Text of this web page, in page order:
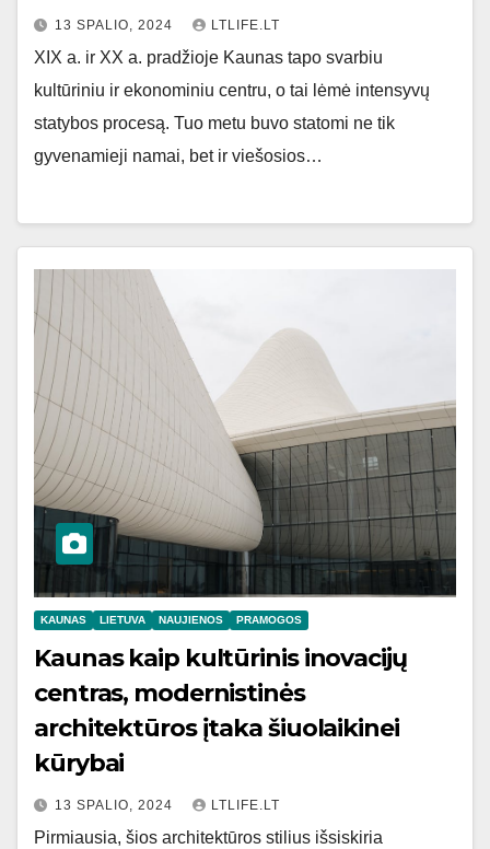
13 SPALIO, 2024 LTLIFE.LT
XIX a. ir XX a. pradžioje Kaunas tapo svarbiu
kultūriniu ir ekonominiu centru, o tai lėmė intensyvų
statybos procesą. Tuo metu buvo statomi ne tik
gyvenamieji namai, bet ir viešosios…
KAUNAS LIETUVA NAUJIENOS PRAMOGOS
Kaunas kaip kultūrinis inovacijų
centras, modernistinės
architektūros įtaka šiuolaikinei
kūrybai
13 SPALIO, 2024 LTLIFE.LT
Pirmiausia, šios architektūros stilius išsiskiria